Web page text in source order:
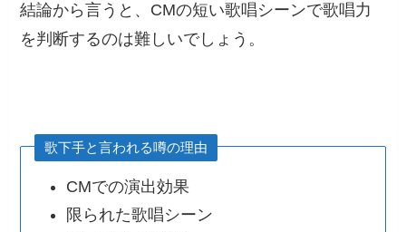
結論から言うと、CMの短い歌唱シーンで歌唱力
を判断するのは難しいでしょう。
歌下手と言われる噂の理由
CMでの演出効果
限られた歌唱シーン